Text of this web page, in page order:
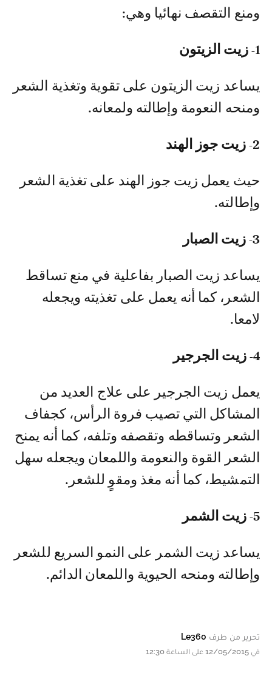
ومنع التقصف نهائيا وهي:
1- زيت الزيتون
يساعد زيت الزيتون على تقوية وتغذية الشعر
ومنحه النعومة وإطالته ولمعانه.
2- زيت جوز الهند
حيث يعمل زيت جوز الهند على تغذية الشعر
وإطالته.
3- زيت الصبار
يساعد زيت الصبار بفاعلية في منع تساقط
الشعر، كما أنه يعمل على تغذيته ويجعله
لامعا.
4- زيت الجرجير
يعمل زيت الجرجير على علاج العديد من
المشاكل التي تصيب فروة الرأس، كجفاف
الشعر وتساقطه وتقصفه وتلفه، كما أنه يمنح
الشعر القوة والنعومة واللمعان ويجعله سهل
التمشيط، كما أنه مغذ ومقوٍ للشعر.
5- زيت الشمر
يساعد زيت الشمر على النمو السريع للشعر
وإطالته ومنحه الحيوية واللمعان الدائم.
تحرير من طرف Le360
في 12/05/2015 على الساعة 12:30